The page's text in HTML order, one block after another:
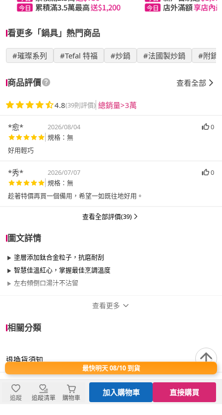
看更多「鍋具」熱門商品
#璀璨系列 #Tefal 特福 #炒鍋 #法國製炒鍋 #附鍋
商品評價 查看全部
4.8(39則評價) 總銷量>3萬
*愈* 2026/08/04
0
規格：無
好用輕巧
*秀* 2026/07/07
0
規格：無
趁著特價再買一個備用，希望一如既往地好用。
查看全部評價(39)
圖文詳情
塗層添加鈦合金粒子，抗磨耐刮
智慧佳溫紅心，掌握最佳烹調溫度
左右傾倒口湯汁不沾留
品牌系列 璀璨系列
尺寸 26cm~29cm
查看更多
相關分類
退換貨須知
快速到貨說明
最快明天 08/10 到貨
追蹤 追蹤清單 購物車
加入購物車 直接購買